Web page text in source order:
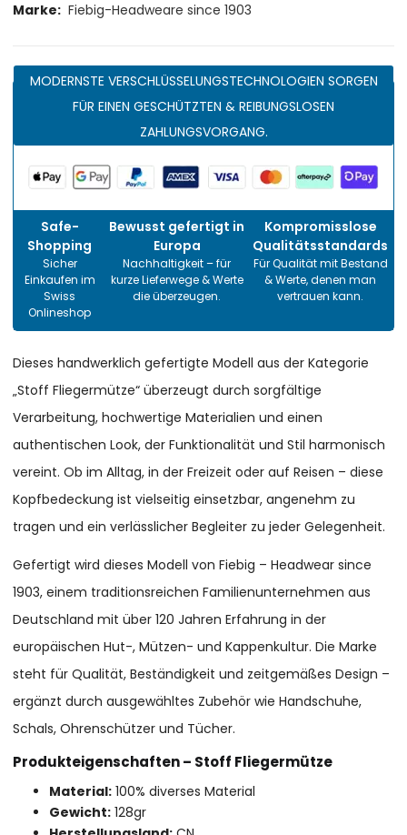
Marke: Fiebig-Headweare since 1903
MODERNSTE VERSCHLÜSSELUNGSTECHNOLOGIEN SORGEN
FÜR EINEN GESCHÜTZTEN & REIBUNGSLOSEN
ZAHLUNGSVORGANG.
Safe-
Shopping
Sicher
Einkaufen im
Swiss
Onlineshop
Bewusst gefertigt in
Europa
Nachhaltigkeit – für
kurze Lieferwege & Werte
die überzeugen.
Kompromisslose
Qualitätsstandards
Für Qualität mit Bestand
& Werte, denen man
vertrauen kann.
Dieses handwerklich gefertigte Modell aus der Kategorie
„Stoff Fliegermütze“ überzeugt durch sorgfältige
Verarbeitung, hochwertige Materialien und einen
authentischen Look, der Funktionalität und Stil harmonisch
vereint. Ob im Alltag, in der Freizeit oder auf Reisen – diese
Kopfbedeckung ist vielseitig einsetzbar, angenehm zu
tragen und ein verlässlicher Begleiter zu jeder Gelegenheit.
Gefertigt wird dieses Modell von Fiebig – Headwear since
1903, einem traditionsreichen Familienunternehmen aus
Deutschland mit über 120 Jahren Erfahrung in der
europäischen Hut-, Mützen- und Kappenkultur. Die Marke
steht für Qualität, Beständigkeit und zeitgemäßes Design –
ergänzt durch ausgewähltes Zubehör wie Handschuhe,
Schals, Ohrenschützer und Tücher.
Produkteigenschaften – Stoff Fliegermütze
Material: 100% diverses Material
Gewicht: 128gr